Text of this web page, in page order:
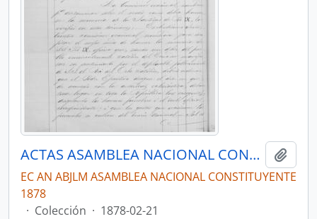
ACTAS ASAMBLEA NACIONAL CONSTITUYENTE 1878
EC AN ABJLM ASAMBLEA NACIONAL CONSTITUYENTE
1878
· Colección · 1878-02-21